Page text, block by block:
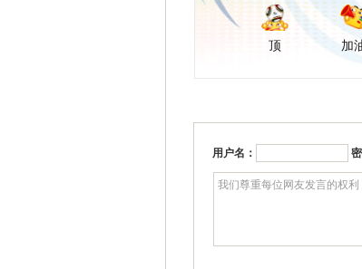
顶 加
用户名：